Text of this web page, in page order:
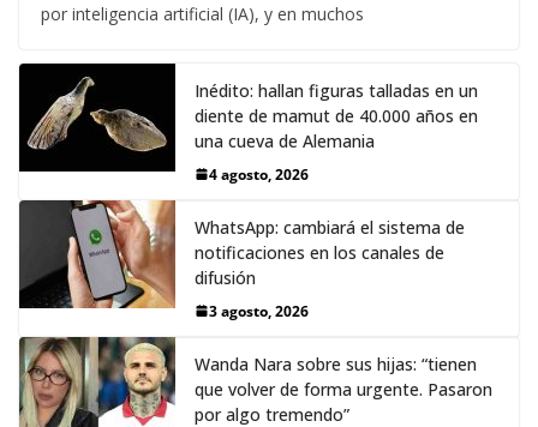
por inteligencia artificial (IA), y en muchos
Inédito: hallan figuras talladas en un
diente de mamut de 40.000 años en
una cueva de Alemania
4 agosto, 2026
WhatsApp: cambiará el sistema de
notificaciones en los canales de
difusión
3 agosto, 2026
Wanda Nara sobre sus hijas: “tienen
que volver de forma urgente. Pasaron
por algo tremendo”